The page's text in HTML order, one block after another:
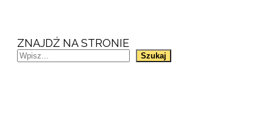
ZNAJDŹ NA STRONIE
Szukaj